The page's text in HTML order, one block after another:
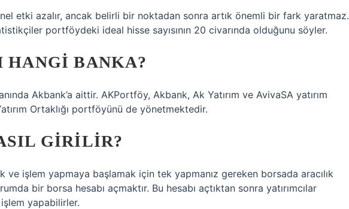
etki azalır, ancak belirli bir noktadan sonra artık önemli bir fark yaratmaz.
portföydeki ideal hisse sayısının 20 civarında olduğunu söyler.
HANGI BANKA?
Akbank’a aittir. AKPortföy, Akbank, Ak Yatırım ve AvivaSA yatırım
Ortaklığı portföyünü de yönetmektedir.
GIRILIR?
ve işlem yapmaya başlamak için tek yapmanız gereken borsada aracılık
bir borsa hesabı açmaktır. Bu hesabı açtıktan sonra yatırımcılar
yapabilirler.